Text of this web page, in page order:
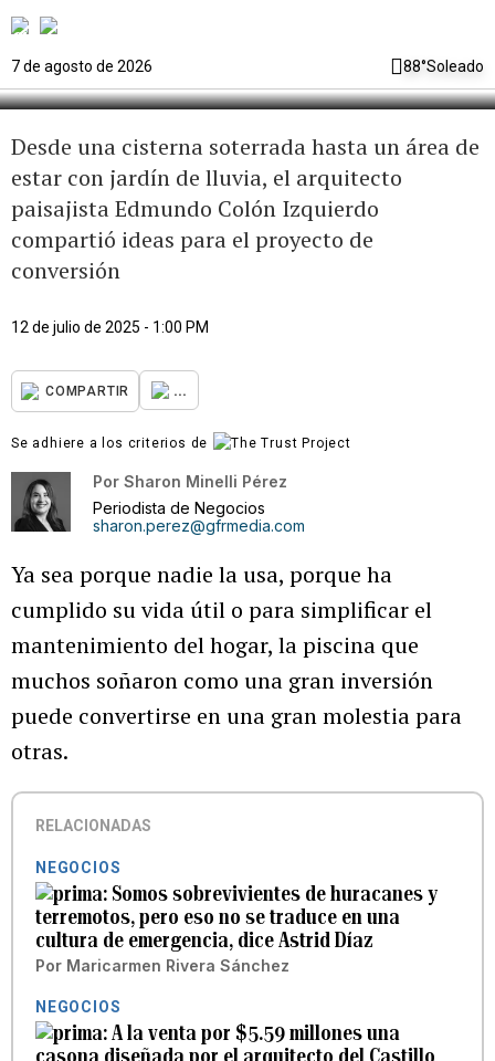
7 de agosto de 2026 88°Soleado
que ya nadie usa?
Desde una cisterna soterrada hasta un área de
estar con jardín de lluvia, el arquitecto
paisajista Edmundo Colón Izquierdo
compartió ideas para el proyecto de
conversión
12 de julio de 2025 - 1:00 PM
COMPARTIR ...
Se adhiere a los criterios de
Por Sharon Minelli Pérez
Periodista de Negocios
sharon.perez@gfrmedia.com
Ya sea porque nadie la usa, porque ha
cumplido su vida útil o para simplificar el
mantenimiento del hogar, la piscina que
muchos soñaron como una gran inversión
puede convertirse en una gran molestia para
otras.
RELACIONADAS
NEGOCIOS
Somos sobrevivientes de huracanes y
terremotos, pero eso no se traduce en una
cultura de emergencia, dice Astrid Díaz
Por Maricarmen Rivera Sánchez
NEGOCIOS
A la venta por $5.59 millones una
casona diseñada por el arquitecto del Castillo